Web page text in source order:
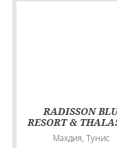
RADISSON
RESORT &
HAMMAMET
Махдия, Тунис